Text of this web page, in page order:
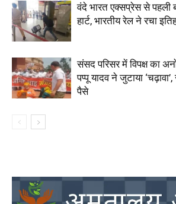
वंदे भारत एक्सप्रेस से पहली
हार्ट, भारतीय रेल ने रचा
संसद परिसर में विपक्ष का
पप्पू यादव ने जुटाया
पैसे